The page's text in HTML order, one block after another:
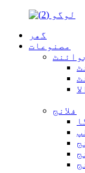
گھر
مصنوعات
فلانج